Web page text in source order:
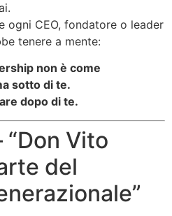
ogni CEO, fondatore o leader
tenere a mente:
non è come
sotto di te.
dopo di te.
Vito
del